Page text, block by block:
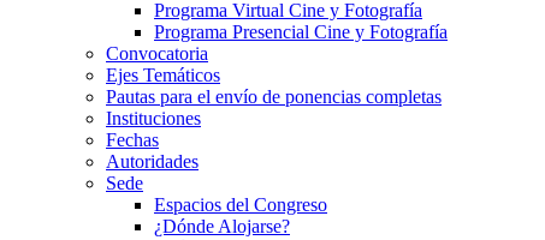
Programa Virtual Cine y Fotografía
Programa Presencial Cine y Fotografía
Convocatoria
Ejes Temáticos
Pautas para el envío de ponencias completas
Instituciones
Fechas
Autoridades
Sede
Espacios del Congreso
¿Dónde Alojarse?